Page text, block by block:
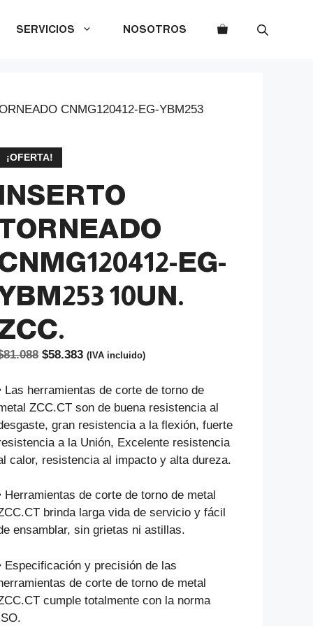
SERVICIOS NOSOTROS
CNMG120412-EG-YBM253
¡OFERTA!
INSERTO
EG-
10UN.
81.088 El
original
era:
$81.088.
$58.383El
actual
es:
$58.383.
(IVA incluido)
Las herramientas de corte de torno de
ZCC.CT son de buena resistencia al
gran resistencia a la flexión, fuerte
a la Unión, Excelente resistencia
calor, resistencia al impacto y alta dureza.
Herramientas de corte de torno de metal
brinda larga vida de servicio y fácil
ensamblar, sin grietas ni astillas.
Especificación y precisión de las
de corte de torno de metal
cumple totalmente con la norma